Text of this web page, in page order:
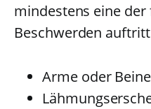
mindestens eine der
Beschwerden
Arme oder